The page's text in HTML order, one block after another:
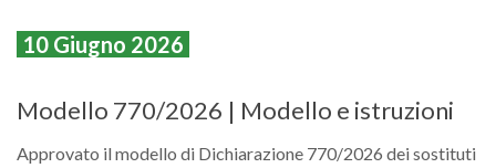
10 Giugno 2026
Modello 770/2026 | Modello e istruzioni
Approvato il modello di Dichiarazione 770/2026 dei sostituti